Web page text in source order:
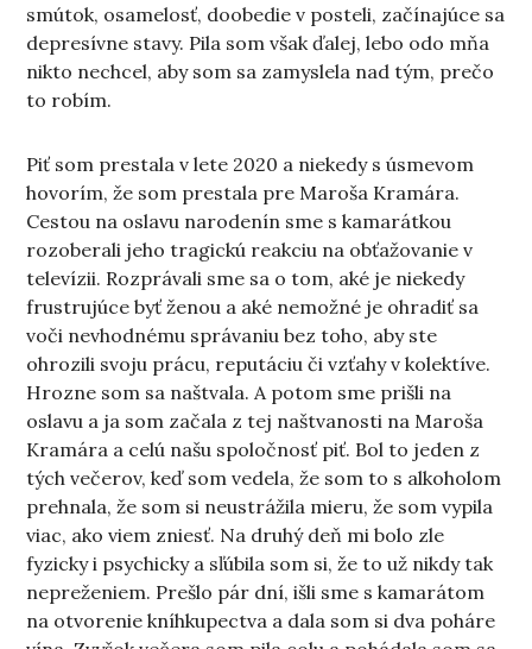
smútok, osamelosť, doobedie v posteli, začínajúce sa
depresívne stavy. Pila som však ďalej, lebo odo mňa
nikto nechcel, aby som sa zamyslela nad tým, prečo
to robím.
Piť som prestala v lete 2020 a niekedy s úsmevom
hovorím, že som prestala pre Maroša Kramára.
Cestou na oslavu narodenín sme s kamarátkou
rozoberali jeho tragickú reakciu na obťažovanie v
televízii. Rozprávali sme sa o tom, aké je niekedy
frustrujúce byť ženou a aké nemožné je ohradiť sa
voči nevhodnému správaniu bez toho, aby ste
ohrozili svoju prácu, reputáciu či vzťahy v kolektíve.
Hrozne som sa naštvala. A potom sme prišli na
oslavu a ja som začala z tej naštvanosti na Maroša
Kramára a celú našu spoločnosť piť. Bol to jeden z
tých večerov, keď som vedela, že som to s alkoholom
prehnala, že som si neustrážila mieru, že som vypila
viac, ako viem zniesť. Na druhý deň mi bolo zle
fyzicky i psychicky a sľúbila som si, že to už nikdy tak
nepreženiem. Prešlo pár dní, išli sme s kamarátom
na otvorenie kníhkupectva a dala som si dva poháre